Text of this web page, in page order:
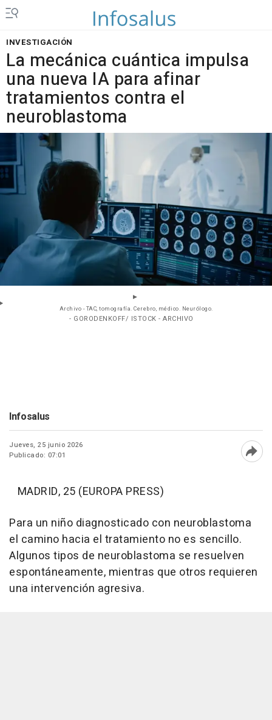
INVESTIGACIÓN
La mecánica cuántica impulsa
una nueva IA para afinar
tratamientos contra el
neuroblastoma
Archivo - TAC, tomografía. Cerebro, médico. Neurólogo.
- GORODENKOFF/ ISTOCK - ARCHIVO
Infosalus
Jueves, 25 junio 2026
Publicado: 07:01
MADRID, 25 (EUROPA PRESS)
Para un niño diagnosticado con neuroblastoma
el camino hacia el tratamiento no es sencillo.
Algunos tipos de neuroblastoma se resuelven
espontáneamente, mientras que otros requieren
una intervención agresiva.